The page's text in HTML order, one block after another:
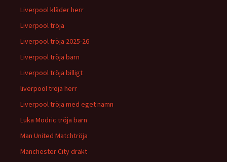
Liverpool kläder herr
Liverpool tröja
Liverpool tröja 2025-26
Liverpool tröja barn
Liverpool tröja billigt
liverpool tröja herr
Liverpool tröja med eget namn
Luka Modric tröja barn
Man United Matchtröja
Manchester City drakt